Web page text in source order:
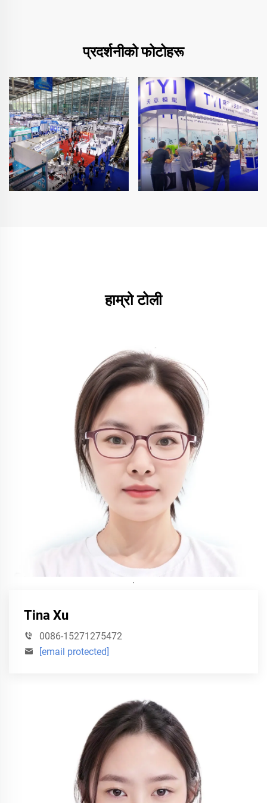
प्रदर्शनीको फोटोहरू
हाम्रो टोली
·
Tina Xu
0086-15271275472
[email protected]